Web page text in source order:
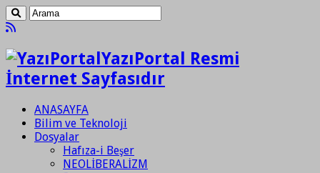
YazıPortal Resmi
İnternet Sayfasıdır
ANASAYFA
Bilim ve Teknoloji
Dosyalar
Hafıza-i Beşer
NEOLİBERALİZM